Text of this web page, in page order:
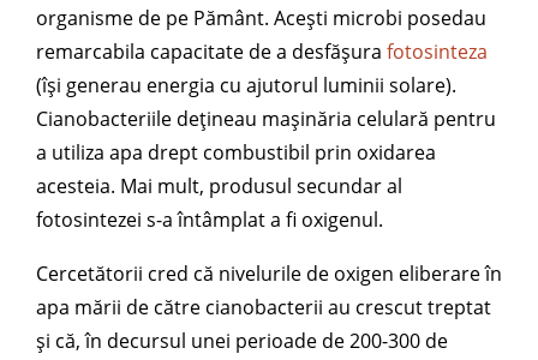
organisme de pe Pământ. Acești microbi posedau
remarcabila capacitate de a desfășura fotosinteza
(își generau energia cu ajutorul luminii solare).
Cianobacteriile dețineau mașinăria celulară pentru
a utiliza apa drept combustibil prin oxidarea
acesteia. Mai mult, produsul secundar al
fotosintezei s-a întâmplat a fi oxigenul.
Cercetătorii cred că nivelurile de oxigen eliberare în
apa mării de către cianobacterii au crescut treptat
și că, în decursul unei perioade de 200-300 de